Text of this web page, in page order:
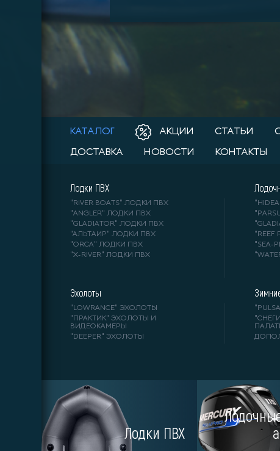
КАТАЛОГ АКЦИИ СТАТЬИ
ДОСТАВКА НОВОСТИ КОНТАКТЫ
Лодки ПВХ
"RIVER BOATS" ЛОДКИ ПВХ
"ANGLER" ЛОДКИ ПВХ
"GLADIATOR" ЛОДКИ ПВХ
"АЛЬТАИР" ЛОДКИ ПВХ
"ORCA" ЛОДКИ ПВХ
"X-RIVER" ЛОДКИ ПВХ
"SEA-
Эхолоты
"LOWRANCE" ЭХОЛОТЫ
"ПРАКТИК" ЭХОЛОТЫ И
ВИДЕОКАМЕРЫ
"DEEPER" ЭХОЛОТЫ
Лодки ПВХ